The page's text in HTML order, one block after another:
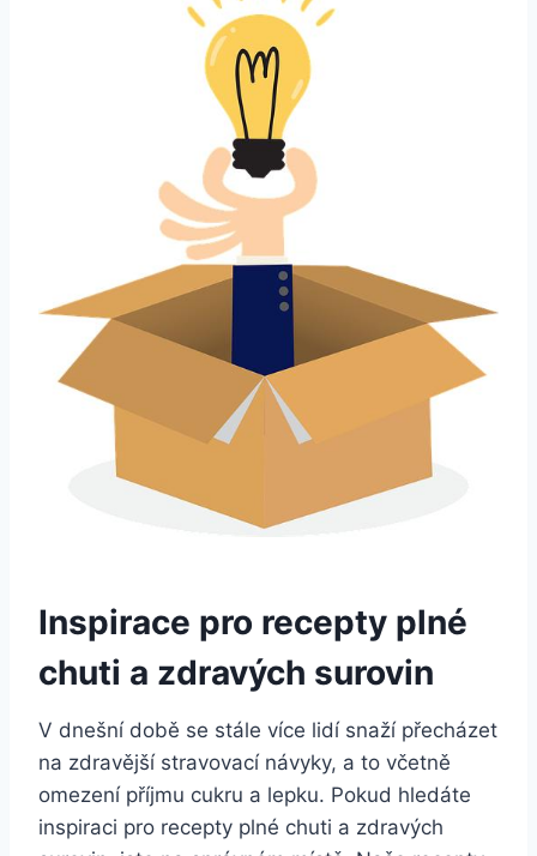
Inspirace pro ⁤recepty plné
chuti a zdravých surovin
V dnešní době se stále více lidí snaží přecházet
na zdravější stravovací návyky, a to včetně
omezení příjmu cukru a ⁤lepku. Pokud‍ hledáte
inspiraci pro‍ recepty plné ‌chuti a ​zdravých